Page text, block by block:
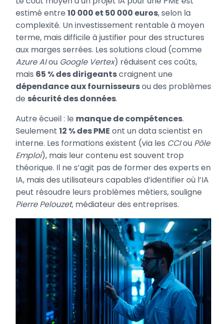
estimé entre 10 000 et 50 000 euros, selon la
complexité. Un investissement rentable à moyen
terme, mais difficile à justifier pour des structures
aux marges serrées. Les solutions cloud (comme
Azure AIou Google Vertex) réduisent ces coûts,
mais 65 % des dirigeantscraignent une
dépendance aux fournisseursou des problèmes
de sécurité des données.
Autre écueil : le manque de compétences.
Seulement 12 % des PME ont un data scientist en
interne. Les formations existent (via les CCIou Pôle
Emploi), mais leur contenu est souvent trop
théorique. Il ne s’agit pas de former des experts en
IA, mais des utilisateurs capables d’identifier où l’IA
peut résoudre leurs problèmes métiers, souligne
Pierre Pelouzet, médiateur des entreprises.